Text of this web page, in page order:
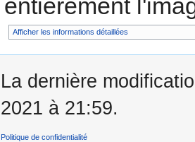
Afficher les informations détaillées
La dernière
2021 à 21:59.
Politique de confidentialité